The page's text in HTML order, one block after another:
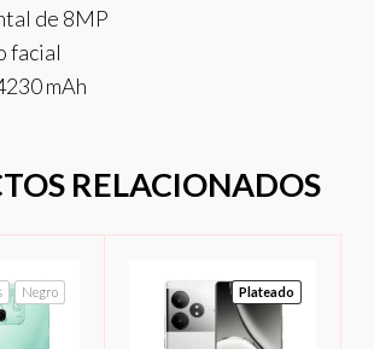
de 8MP
facial
mAh
RELACIONADOS
Negro Plateado